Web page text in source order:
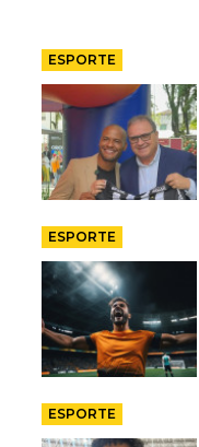
ESPORTE
ESPORTE
ESPORTE